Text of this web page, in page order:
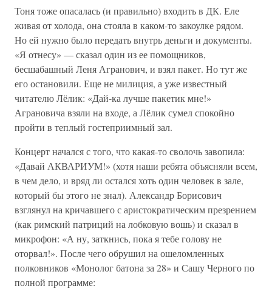
Тоня тоже опасалась (и правильно) входить в ДК. Еле
живая от холода, она стояла в каком-то закоулке рядом.
Но ей нужно было передать внутрь деньги и документы.
«Я отнесу» — сказал один из ее помощников,
бесшабашный Леня Агранович, и взял пакет. Но тут же
его остановили. Еще не милиция, а уже известный
читателю Лёлик: «Дай-ка лучше пакетик мне!»
Аграновича взяли на входе, а Лёлик сумел спокойно
пройти в теплый гостеприимный зал.
Концерт начался с того, что какая-то сволочь завопила:
«Давай АКВАРИУМ!» (хотя наши ребята объясняли всем,
в чем дело, и вряд ли остался хоть один человек в зале,
который бы этого не знал). Александр Борисович
взглянул на кричавшего с аристократическим презрением
(как римский патриций на лобковую вошь) и сказал в
микрофон: «А ну, заткнись, пока я тебе голову не
оторвал!». После чего обрушил на ошеломленных
полковников «Монолог батона за 28» и Сашу Черного по
полной программе: